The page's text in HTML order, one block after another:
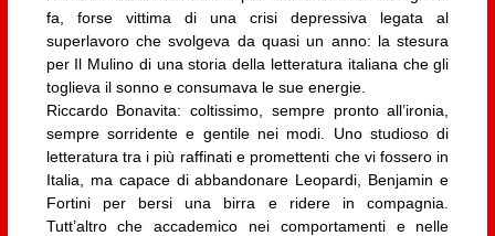
fa, forse vittima di una crisi depressiva legata al
superlavoro che svolgeva da quasi un anno: la stesura
per Il Mulino di una storia della letteratura italiana che gli
toglieva il sonno e consumava le sue energie.
Riccardo Bonavita: coltissimo, sempre pronto all’ironia,
sempre sorridente e gentile nei modi. Uno studioso di
letteratura tra i più raffinati e promettenti che vi fossero in
Italia, ma capace di abbandonare Leopardi, Benjamin e
Fortini per bersi una birra e ridere in compagnia.
Tutt’altro che accademico nei comportamenti e nelle